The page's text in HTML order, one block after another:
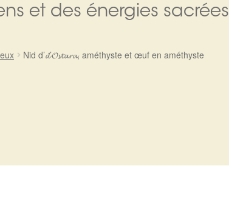
et des énergies sacrées
Nid d’𝓭’𝓞𝓼𝓽𝓪𝓻𝓪, améthyste et œuf en améthyste